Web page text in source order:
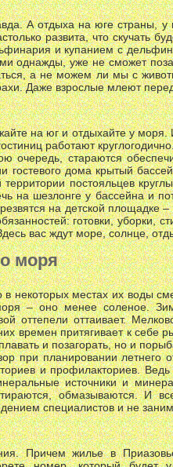
А отдыха на юге страны, у
развита, что скучать
и купанием с
однажды, уже не сможет
а не можем ли мы с
Даже взрослые млеют
на юг и отдыхайте у
работают
очередь, стараются
гостевого дома крытый
постояльцев
на шезлонге у бассейна и
на детской площадке –
готовки, уборки,
вас ждут море, солнце,
моря
некоторых местах их воды
– оно менее соленое.
оттепели оттаивает.
времен притягивает к себе
и позагорать, но и
при планировании летнего
и профилакториев.
источники и
обмазываются. И
специалистов и не
Причем жилье в